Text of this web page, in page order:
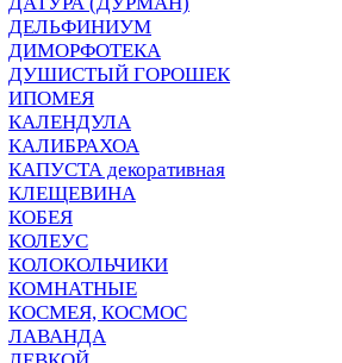
ДЕЛЬФИНИУМ
ДИМОРФОТЕКА
ДУШИСТЫЙ ГОРОШЕК
ИПОМЕЯ
КАЛЕНДУЛА
КАЛИБРАХОА
КАПУСТА декоративная
КЛЕЩЕВИНА
КОБЕЯ
КОЛЕУС
КОЛОКОЛЬЧИКИ
КОМНАТНЫЕ
КОСМЕЯ, КОСМОС
ЛАВАНДА